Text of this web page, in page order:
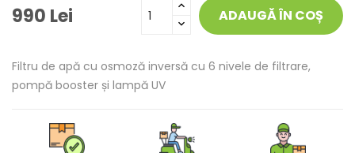
990 Lei ADAUGĂ ÎN COȘ
Filtru de apă cu osmoză inversă cu 6 nivele de filtrare,
pompă booster și lampă UV